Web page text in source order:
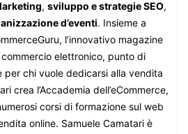
, sviluppo e strategie SEO,
d’eventi. Insieme a
l’innovativo magazine
elettronico, punto di
per chi vuole dedicarsi alla vendita
crea l’Accademia dell’eCommerce,
corsi di formazione sul web
online. Samuele Camatari è